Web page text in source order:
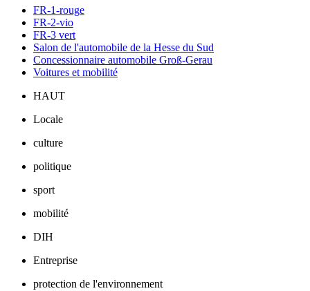
FR-1-rouge
FR-2-vio
FR-3 vert
Salon de l'automobile de la Hesse du Sud
Concessionnaire automobile Groß-Gerau
Voitures et mobilité
HAUT
Locale
culture
politique
sport
mobilité
DIH
Entreprise
protection de l'environnement